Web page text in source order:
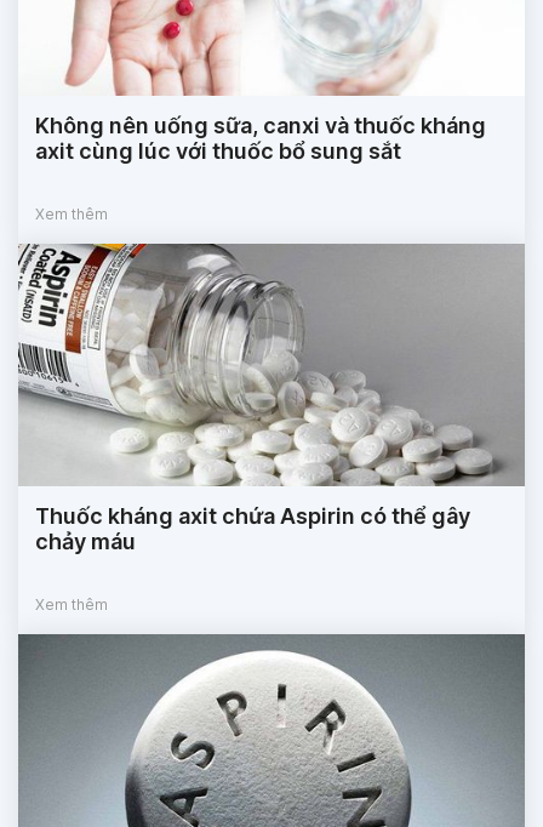
Không nên uống sữa, canxi và thuốc kháng
axit cùng lúc với thuốc bổ sung sắt
Xem thêm
Thuốc kháng axit chứa Aspirin có thể gây
chảy máu
Xem thêm